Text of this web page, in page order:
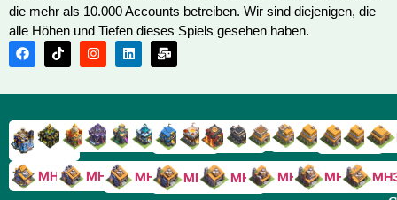
die mehr als 10.000 Accounts betreiben. Wir sind diejenigen, die
alle Höhen und Tiefen dieses Spiels gesehen haben.
RH18RH17RH16RH15RH14RH13RH12RH11RH10RH9RH8RH7RH6RH5RH4
MH10 MH9 MH8 MH7 MH6 MH5 MH4